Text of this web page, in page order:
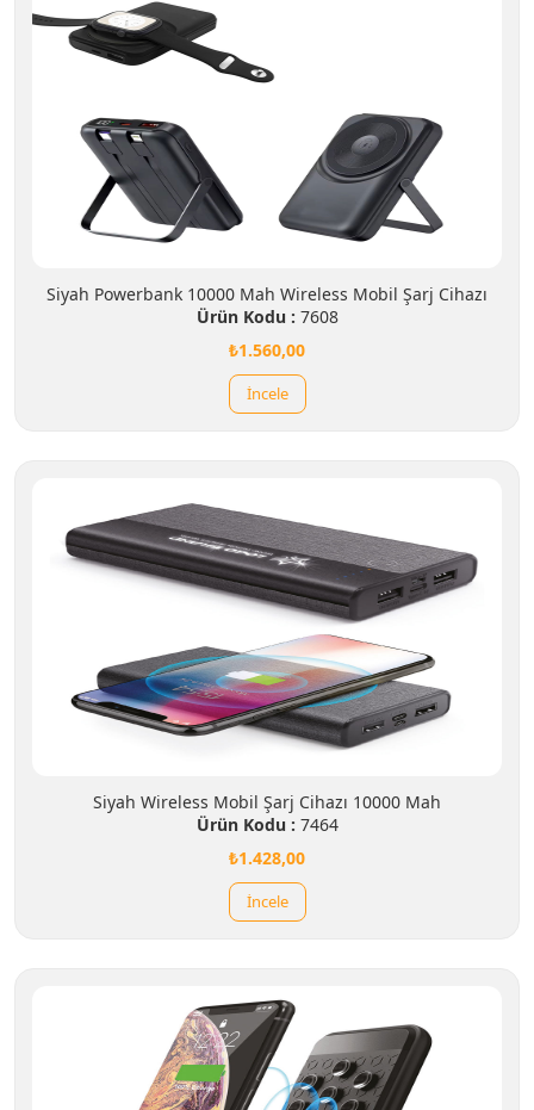
Siyah Powerbank 10000 Mah Wireless Mobil Şarj Cihazı
Ürün Kodu : 7608
₺1.560,00
İncele
Siyah Wireless Mobil Şarj Cihazı 10000 Mah
Ürün Kodu : 7464
₺1.428,00
İncele